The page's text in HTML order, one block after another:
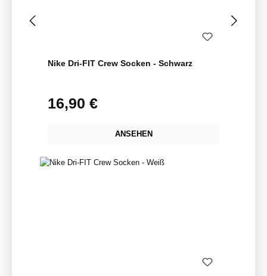
Nike Dri-FIT Crew Socken - Schwarz
Regulärer Preis:
16,90 €
ANSEHEN